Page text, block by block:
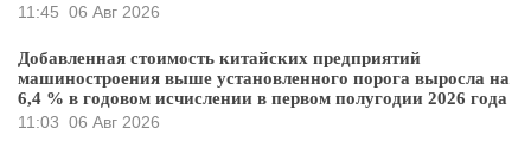
11:45 06 Авг 2026
Добавленная стоимость китайских предприятий
машиностроения выше установленного порога выросла на
6,4 % в годовом исчислении в первом полугодии 2026 года
11:03 06 Авг 2026